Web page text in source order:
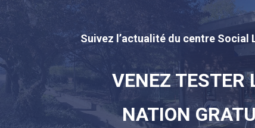
Suivez l’actualité du centre Social
VENEZ TESTER
NATION